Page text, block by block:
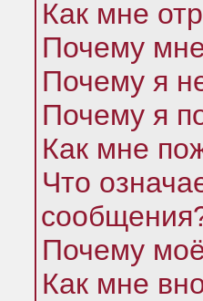
Как мне
Почему
Почему я
Почему я
Как мне
Что
Почему
Как мне